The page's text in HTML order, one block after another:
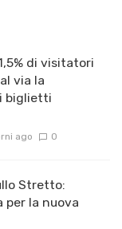
di visitatori
via la
biglietti
ago 0
Stretto:
per la nuova